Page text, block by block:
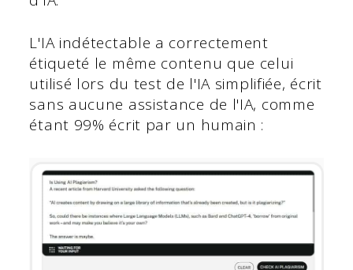
L'IA indétectable a correctement
étiqueté le même contenu que celui
utilisé lors du test de l'IA simplifiée, écrit
sans aucune assistance de l'IA, comme
étant 99% écrit par un humain :